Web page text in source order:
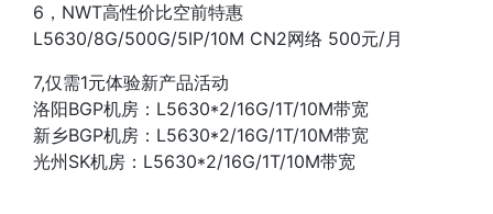
6，NWT高性价比空前特惠
L5630/8G/500G/5IP/10M CN2网络 500元/月
7,仅需1元体验新产品活动
洛阳BGP机房：L5630*2/16G/1T/10M带宽
新乡BGP机房：L5630*2/16G/1T/10M带宽
光州SK机房：L5630*2/16G/1T/10M带宽